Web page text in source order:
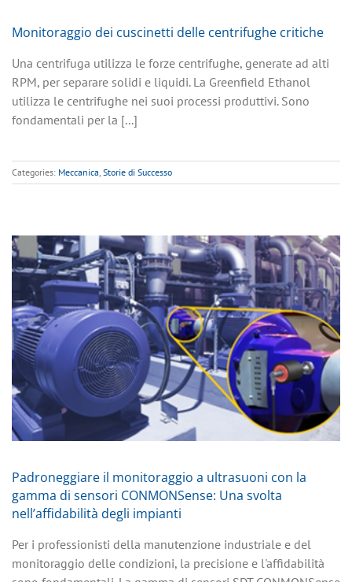
Monitoraggio dei cuscinetti delle centrifughe critiche
Una centrifuga utilizza le forze centrifughe, generate ad alti
RPM, per separare solidi e liquidi. La Greenfield Ethanol
utilizza le centrifughe nei suoi processi produttivi. Sono
fondamentali per la [...]
Categories: Meccanica Storie di Successo
Padroneggiare il monitoraggio a ultrasuoni con la
gamma di sensori CONMONSense: Una svolta
nell’affidabilità degli impianti
Per i professionisti della manutenzione industriale e del
monitoraggio delle condizioni, la precisione e l'affidabilità